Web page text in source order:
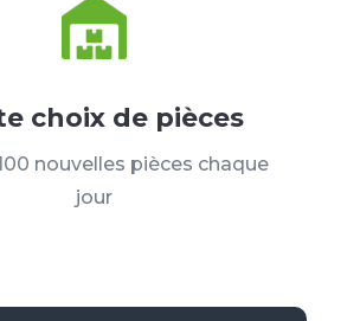
choix de pièces
nouvelles pièces chaque
jour